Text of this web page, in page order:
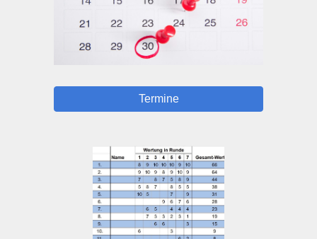
Termine